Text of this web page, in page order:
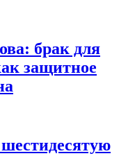
брак для
защитное